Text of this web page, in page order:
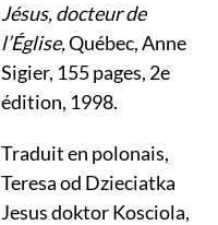
Jésus, docteur de
l’Église,Québec, Anne
Sigier, 155 pages, 2e
édition, 1998.
Traduit en polonais,
Teresa od Dzieciatka
Jesus doktor Kosciola,